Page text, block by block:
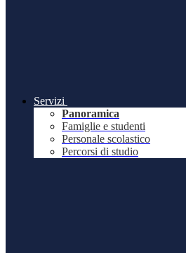
Servizi
Panoramica
Famiglie e studenti
Personale scolastico
Percorsi di studio